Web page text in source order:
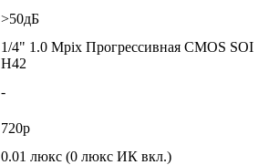
>50дБ
1/4" 1.0 Mpix Прогрессивная CMOS SOI
H42
-
720p
0.01 люкс (0 люкс ИК вкл.)